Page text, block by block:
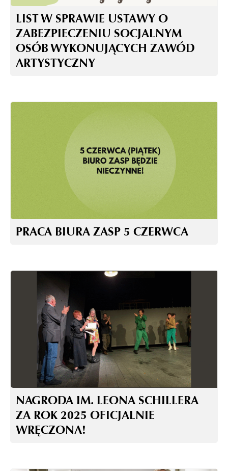
LIST W SPRAWIE USTAWY O
ZABEZPIECZENIU SOCJALNYM
OSÓB WYKONUJĄCYCH ZAWÓD
ARTYSTYCZNY
PRACA BIURA ZASP 5 CZERWCA
NAGRODA IM. LEONA SCHILLERA
ZA ROK 2025 OFICJALNIE
WRĘCZONA!